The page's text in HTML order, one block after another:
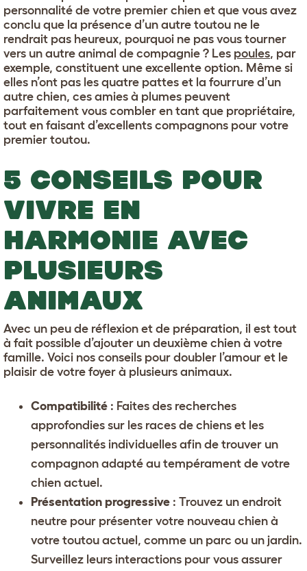
personnalité de votre premier chien et que vous avez
conclu que la présence d’un autre toutou ne le
rendrait pas heureux, pourquoi ne pas vous tourner
vers un autre animal de compagnie ? Les poules, par
exemple, constituent une excellente option. Même si
elles n’ont pas les quatre pattes et la fourrure d’un
autre chien, ces amies à plumes peuvent
parfaitement vous combler en tant que propriétaire,
tout en faisant d’excellents compagnons pour votre
premier toutou.
5 CONSEILS POUR
VIVRE EN
HARMONIE AVEC
PLUSIEURS
ANIMAUX
Avec un peu de réflexion et de préparation, il est tout
à fait possible d’ajouter un deuxième chien à votre
famille. Voici nos conseils pour doubler l’amour et le
plaisir de votre foyer à plusieurs animaux.
Compatibilité : Faites des recherches
approfondies sur les races de chiens et les
personnalités individuelles afin de trouver un
compagnon adapté au tempérament de votre
chien actuel.
Présentation progressive : Trouvez un endroit
neutre pour présenter votre nouveau chien à
votre toutou actuel, comme un parc ou un jardin.
Surveillez leurs interactions pour vous assurer